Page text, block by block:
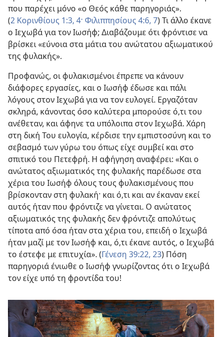
που παρέχει μόνο «ο Θεός κάθε παρηγοριάς».
(2 Κορινθίους 1:3, 4· Φιλιππησίους 4:6, 7) Τι άλλο έκανε
ο Ιεχωβά για τον Ιωσήφ; Διαβάζουμε ότι φρόντισε να
βρίσκει «εύνοια στα μάτια του ανώτατου αξιωματικού
της φυλακής».
Προφανώς, οι φυλακισμένοι έπρεπε να κάνουν
διάφορες εργασίες, και ο Ιωσήφ έδωσε και πάλι
λόγους στον Ιεχωβά για να τον ευλογεί. Εργαζόταν
σκληρά, κάνοντας όσο καλύτερα μπορούσε ό,τι του
ανέθεταν, και άφηνε τα υπόλοιπα στον Ιεχωβά. Χάρη
στη δική Του ευλογία, κέρδισε την εμπιστοσύνη και το
σεβασμό των γύρω του όπως είχε συμβεί και στο
σπιτικό του Πετεφρή. Η αφήγηση αναφέρει: «Και ο
ανώτατος αξιωματικός της φυλακής παρέδωσε στα
χέρια του Ιωσήφ όλους τους φυλακισμένους που
βρίσκονταν στη φυλακή· και ό,τι και αν έκαναν εκεί
αυτός ήταν που φρόντιζε να γίνεται. Ο ανώτατος
αξιωματικός της φυλακής δεν φρόντιζε απολύτως
τίποτα από όσα ήταν στα χέρια του, επειδή ο Ιεχωβά
ήταν μαζί με τον Ιωσήφ και, ό,τι έκανε αυτός, ο Ιεχωβά
το έστεφε με επιτυχία». (Γένεση 39:22, 23) Πόση
παρηγοριά ένιωθε ο Ιωσήφ γνωρίζοντας ότι ο Ιεχωβά
τον είχε υπό τη φροντίδα του!